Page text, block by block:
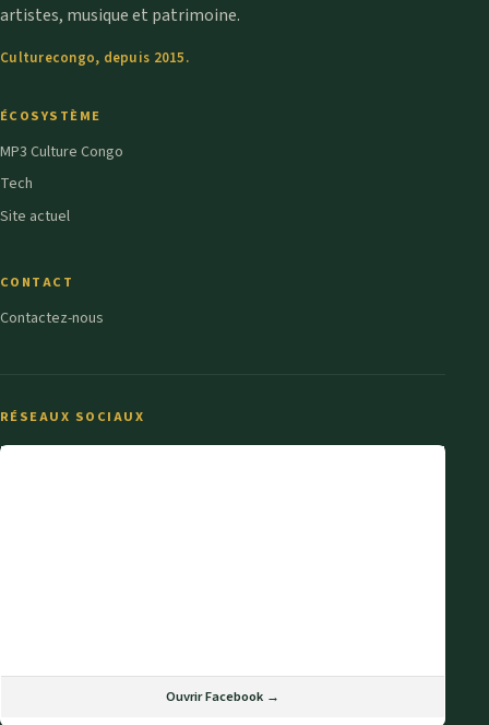
artistes, musique et patrimoine.
Culturecongo, depuis 2015.
ÉCOSYSTÈME
MP3 Culture Congo
Tech
Site actuel
CONTACT
Contactez-nous
RÉSEAUX SOCIAUX
Ouvrir Facebook →